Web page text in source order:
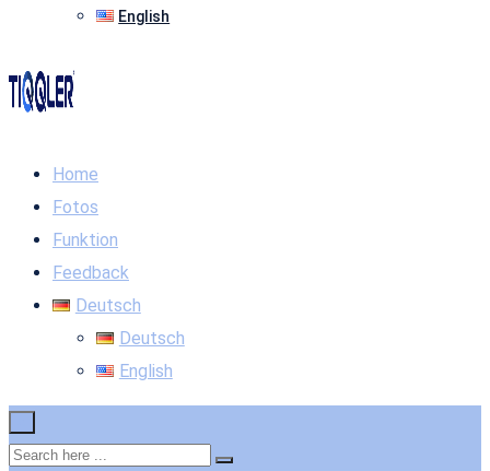
English
Home
Fotos
Funktion
Feedback
Deutsch
Deutsch
English